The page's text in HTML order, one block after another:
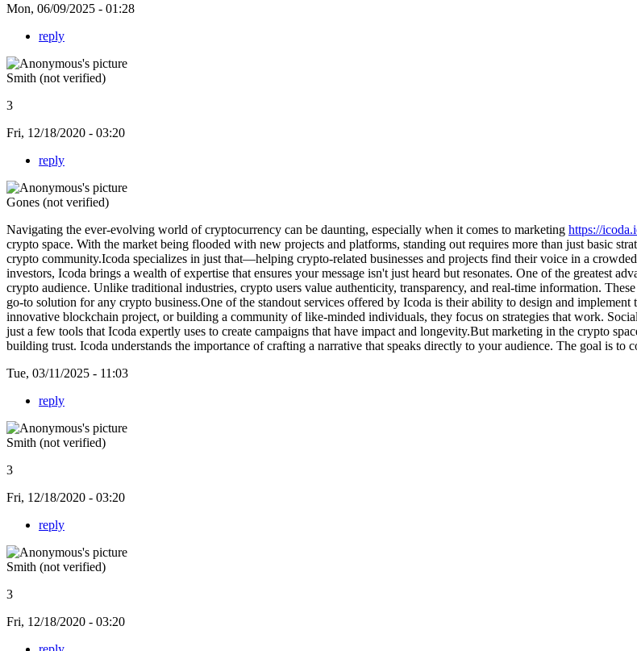
Mon, 06/09/2025 - 01:28
reply
Smith (not verified)
3
Fri, 12/18/2020 - 03:20
reply
Gones (not verified)
Navigating the ever-evolving world of cryptocurrency can be daunting, especially when it comes to marketing https://
crypto space. With the market being flooded with new projects and platforms, standing out requires more than just basic
crypto community.Icoda specializes in just that—helping crypto-related businesses and projects find their voice in a
investors, Icoda brings a wealth of expertise that ensures your message isn't just heard but resonates. One of the greatest
crypto audience. Unlike traditional industries, crypto users value authenticity, transparency, and real-time information.
go-to solution for any crypto business.One of the standout services offered by Icoda is their ability to design and
innovative blockchain project, or building a community of like-minded individuals, they focus on strategies that work.
just a few tools that Icoda expertly uses to create campaigns that have impact and longevity.But marketing in the crypto
building trust. Icoda understands the importance of crafting a narrative that speaks directly to your audience. The goal is to
Tue, 03/11/2025 - 11:03
reply
Smith (not verified)
3
Fri, 12/18/2020 - 03:20
reply
Smith (not verified)
3
Fri, 12/18/2020 - 03:20